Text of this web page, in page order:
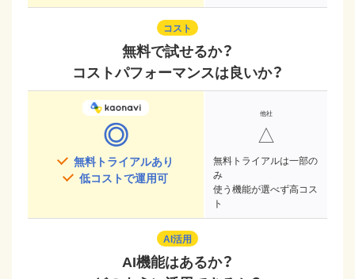
コスト
無料で試せるか？
コストパフォーマンスは良いか？
◎
無料トライアルあり
低コストで運用可
△
無料トライアルは一部の
み
使う機能が選べず高コス
ト
AI活用
AI機能はあるか？